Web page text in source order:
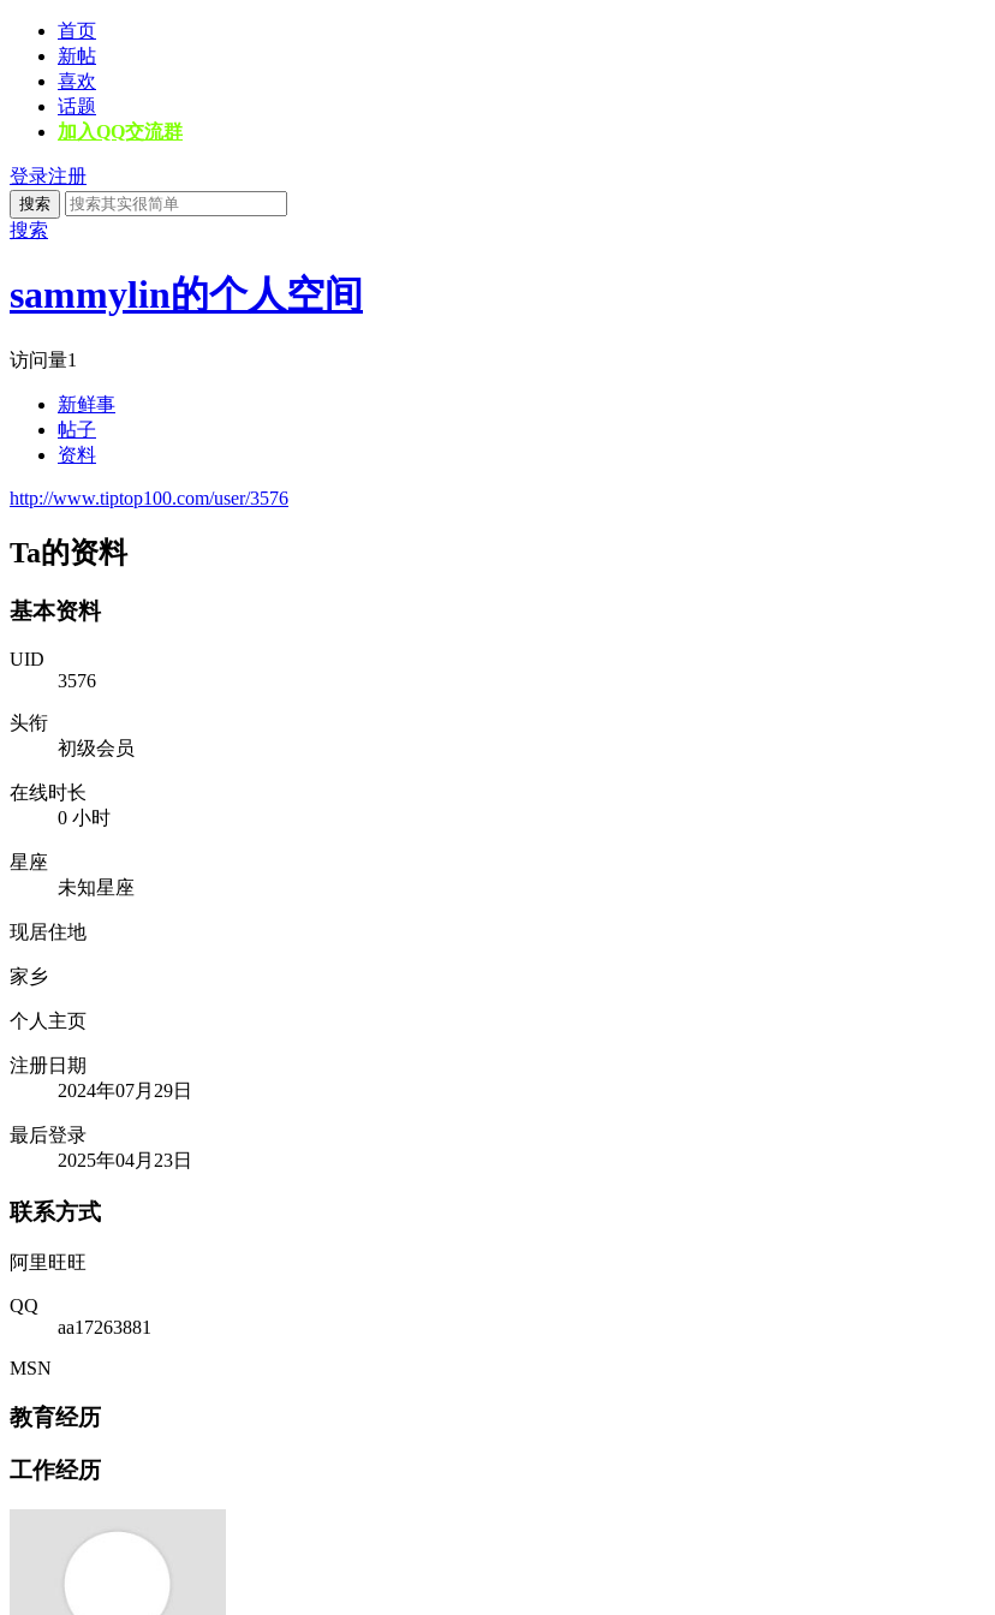
首页
新帖
喜欢
话题
加入QQ交流群
登录注册
搜索
搜索
sammylin的个人空间
访问量1
新鲜事
帖子
资料
http://www.tiptop100.com/user/3576
Ta的资料
基本资料
UID
3576
头衔
初级会员
在线时长
0 小时
星座
未知星座
现居住地
家乡
个人主页
注册日期
2024年07月29日
最后登录
2025年04月23日
联系方式
阿里旺旺
QQ
aa17263881
MSN
教育经历
工作经历